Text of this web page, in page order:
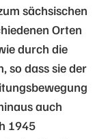
sächsischen
Orten
durch die
so dass sie der
auch
1945